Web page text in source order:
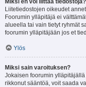
Miksi en voi liittää tiedostoja?
Liitetiedostojen oikeudet
Foorumin ylläpitäjä ei
alueella tai vain tietyt ryhmät
foorumin ylläpitäjään jos et
Ylös
Miksi sain varoituksen?
Jokaisen foorumin
rikkonut sääntöä, voit saada